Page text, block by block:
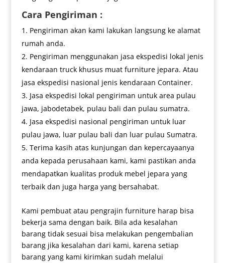
Cara Pengiriman :
Pengiriman akan kami lakukan langsung ke alamat
rumah anda.
Pengiriman menggunakan jasa ekspedisi lokal jenis
kendaraan truck khusus muat furniture jepara. Atau
jasa ekspedisi nasional jenis kendaraan Container.
Jasa ekspedisi lokal pengiriman untuk area pulau
jawa, jabodetabek, pulau bali dan pulau sumatra.
Jasa ekspedisi nasional pengiriman untuk luar
pulau jawa, luar pulau bali dan luar pulau Sumatra.
Terima kasih atas kunjungan dan kepercayaanya
anda kepada perusahaan kami, kami pastikan anda
mendapatkan kualitas produk mebel jepara yang
terbaik dan juga harga yang bersahabat.
Kami pembuat atau pengrajin furniture harap bisa
bekerja sama dengan baik. Bila ada kesalahan
barang tidak sesuai bisa melakukan pengembalian
barang jika kesalahan dari kami, karena setiap
barang yang kami kirimkan sudah melalui